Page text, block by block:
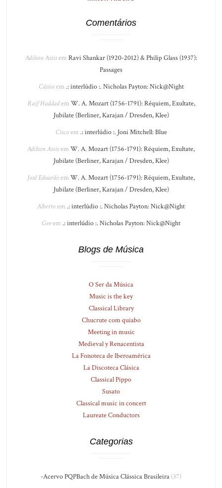
Comentários
Adilson Assisem Ravi Shankar (1920-2012) & Philip Glass (1937):
Passages
Cássioem .: interlúdio :. Nicholas Payton: Nick@Night
Raif Haddadem W. A. Mozart (1756-1791): Réquiem, Exultate,
Jubilate (Berliner, Karajan / Dresden, Klee)
Ciscoem .: interlúdio :. Joni Mitchell: Blue
Adilson Assisem W. A. Mozart (1756-1791): Réquiem, Exultate,
Jubilate (Berliner, Karajan / Dresden, Klee)
José Eduardoem W. A. Mozart (1756-1791): Réquiem, Exultate,
Jubilate (Berliner, Karajan / Dresden, Klee)
Albertoem .: interlúdio :. Nicholas Payton: Nick@Night
Geeem .: interlúdio :. Nicholas Payton: Nick@Night
Blogs de Música
O Ser da Música
Music is the key
Classical Library
Chucrute com quiabo
Meeting in music
Medieval y Renacentista
La Fonoteca de Iberoamérica
La Discoteca Clásica
Classical Pippo
Susato
Classical music in concert
Laureate Conductors
Categorias
-Acervo PQPBach de Música Clássica Brasileira (37)